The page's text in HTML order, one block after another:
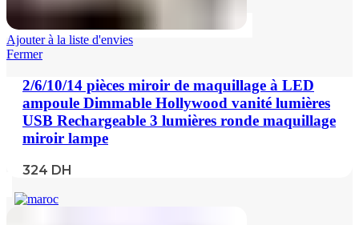
Ajouter à la liste d'envies
Fermer
2/6/10/14 pièces miroir de maquillage à LED
ampoule Dimmable Hollywood vanité lumières
USB Rechargeable 3 lumières ronde maquillage
miroir lampe
324 DH